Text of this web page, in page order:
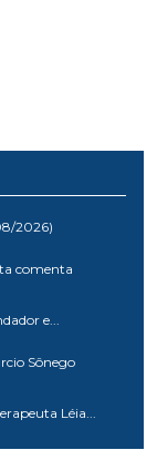
2026)
comenta
e...
Sônego
Léia...